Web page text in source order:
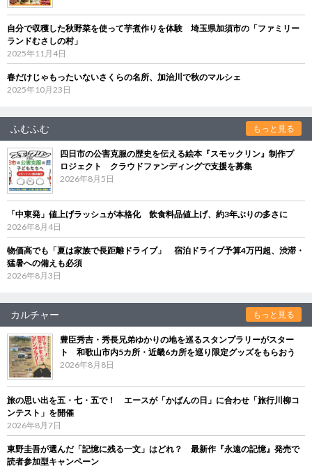
自分で収穫した秋野菜を使って芋煮作りを体験 埼玉県加須市の「ファミリー
ランドむさしの村」
2025年11月4日
春だけじゃもったいないさくらの名所、加治川で秋のマルシェ
2025年10月23日
ふむふむ もっと見る
四日市の公害克服の歴史を伝える絵本『スモックリン』制作プ
ロジェクト クラウドファンディングで支援を募集
2026年8月5日
「中東発」値上げラッシュが本格化 飲食料品値上げ、約3年ぶりの多さに
2026年8月4日
物価高でも「夏は家族で長距離ドライブ」 宿泊ドライブ予算4万円超、渋滞・
猛暑への備えも必須
2026年8月3日
カルチャー もっと見る
豊臣秀吉・秀長兄弟ゆかりの地を巡るスタンプラリーがスター
ト 和歌山市内5カ所・近畿6カ所を巡り限定グッズをもらおう
2026年8月8日
旅の思い出を五・七・五で！ エースが「かばんの日」に合わせ「旅行川柳コ
ンテスト」を開催
2026年8月7日
東野圭吾が選んだ「記憶に残る一文」はどれ？ 最新作『永遠の記憶』発売で
読者参加型キャンペーン